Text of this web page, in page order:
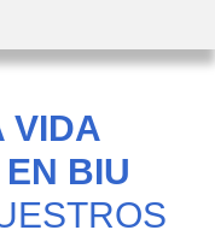
VIDA
BIU